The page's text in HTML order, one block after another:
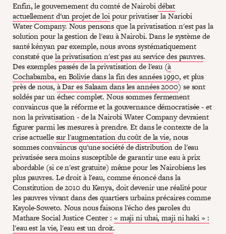
Enfin, le gouvernement du comté de Nairobidébat
actuellement d'un projet de loipour privatiser la Nariobi
Water Company. Nous pensons que la privatisation n'est pas la
solution pour la gestion de l'eau à Nairobi. Dans le système de
santé kényan par exemple, nous avons systématiquement
constaté quela privatisation n'est pas au service des pauvres.
Des exemples passés de la privatisation de l'eau (à
Cochabamba, en Bolivie dans la fin des années 1990, et plus
près de nous, à Dar es Salaam dans les années 2000) se sont
soldés par un échec complet. Nous sommes fermement
convaincus que la réforme et la gouvernance démocratisée - et
non la privatisation - de la Nairobi Water Company devraient
figurer parmi les mesures à prendre. Et dans le contexte de la
crise actuellesur l'augmentation du coût de la vie, nous
sommes convaincus qu'une société de distribution de l'eau
privatisée sera moins susceptible de garantir une eau à prix
abordable (si ce n'est gratuite) même pour les Nairobiens les
plus pauvres. Le droit à l'eau, comme énoncé dans la
Constitution de 2010 du Kenya, doit devenir une réalité pour
les pauvres vivant dans des quartiers urbains précaires comme
Kayole-Soweto. Nous nous faisons l'écho des paroles du
Mathare Social Justice Center : « maji ni uhai, maji ni haki » :
l'eau est la vie, l'eau est un droit.